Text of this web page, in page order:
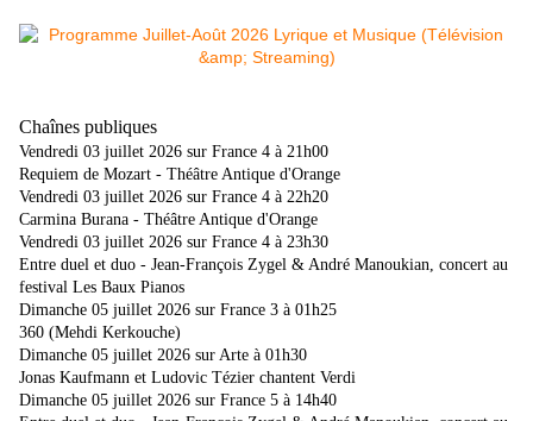
Chaînes publiques
Vendredi 03 juillet 2026 sur France 4 à 21h00
Requiem de Mozart - Théâtre Antique d'Orange
Vendredi 03 juillet 2026 sur France 4 à 22h20
Carmina Burana - Théâtre Antique d'Orange
Vendredi 03 juillet 2026 sur France 4 à 23h30
Entre duel et duo - Jean-François Zygel & André Manoukian, concert au
festival Les Baux Pianos
Dimanche 05 juillet 2026 sur France 3 à 01h25
360 (Mehdi Kerkouche)
Dimanche 05 juillet 2026 sur Arte à 01h30
Jonas Kaufmann et Ludovic Tézier chantent Verdi
Dimanche 05 juillet 2026 sur France 5 à 14h40